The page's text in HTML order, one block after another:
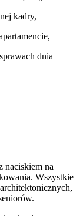
kadry,
dnia
naciskiem na
Wszystkie